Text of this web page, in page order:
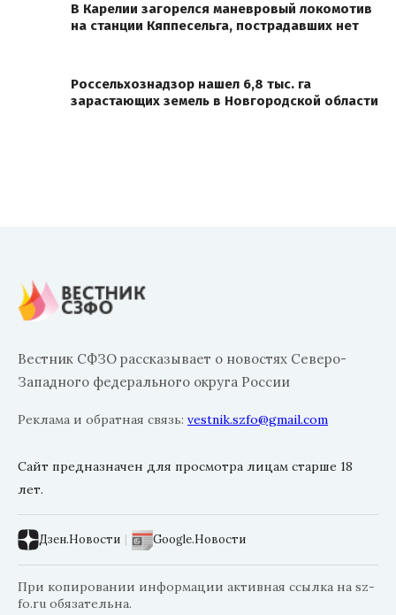
В Карелии загорелся маневровый локомотив
на станции Кяппесельга, пострадавших нет
Россельхознадзор нашел 6,8 тыс. га
зарастающих земель в Новгородской области
Вестник СФЗО рассказывает о новостях Северо-
Западного федерального округа России
Реклама и обратная связь: vestnik.szfo@gmail.com
Сайт предназначен для просмотра лицам старше 18
лет.
Дзен.Новости | Google.Новости
При копировании информации активная ссылка на sz-
fo.ru обязательна.